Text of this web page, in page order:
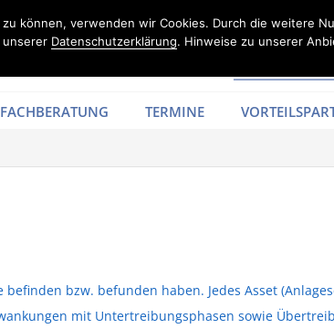
FACHBERATUNG TERMINE
bzw. befunden haben. Jedes Asset
mit Untertreibungsphasen sowie
können, verwenden wir Cookies. Durch die weitere
unserer Datenschutzerklärung. Hinweise zu unserer